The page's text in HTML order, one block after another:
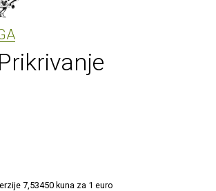
7,53450 kuna za 1 euro